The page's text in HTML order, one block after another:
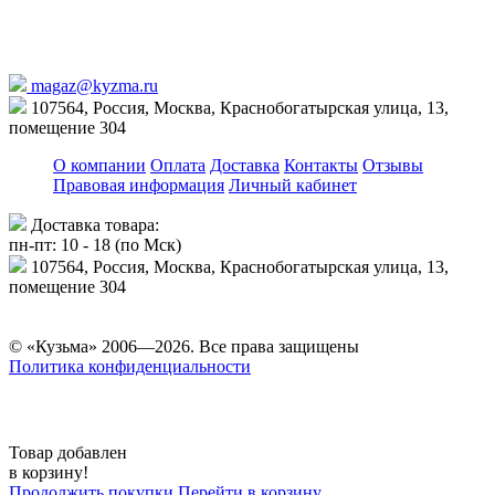
magaz@kyzma.ru
107564, Россия, Москва, Краснобогатырская улица, 13,
помещение 304
О компании Оплата Доставка Контакты Отзывы
Правовая информация Личный кабинет
Доставка товара:
пн-пт: 10 - 18 (по Мск)
107564, Россия, Москва, Краснобогатырская улица, 13,
помещение 304
© «Кузьма» 2006—2026. Все права защищены
Политика конфиденциальности
Товар добавлен
в корзину!